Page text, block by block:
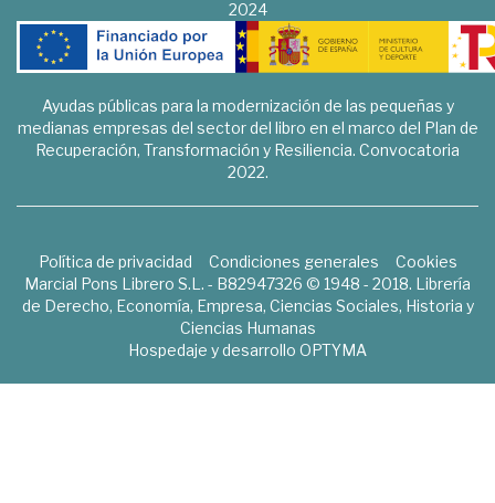
2024
Ayudas públicas para la modernización de las pequeñas y
medianas empresas del sector del libro en el marco del Plan de
Recuperación, Transformación y Resiliencia. Convocatoria
2022.
Política de privacidad Condiciones generales
Cookies
Marcial Pons Librero S.L. - B82947326 © 1948 - 2018. Librería
de Derecho, Economía, Empresa, Ciencias Sociales, Historia y
Ciencias Humanas
Hospedaje y desarrollo OPTYMA